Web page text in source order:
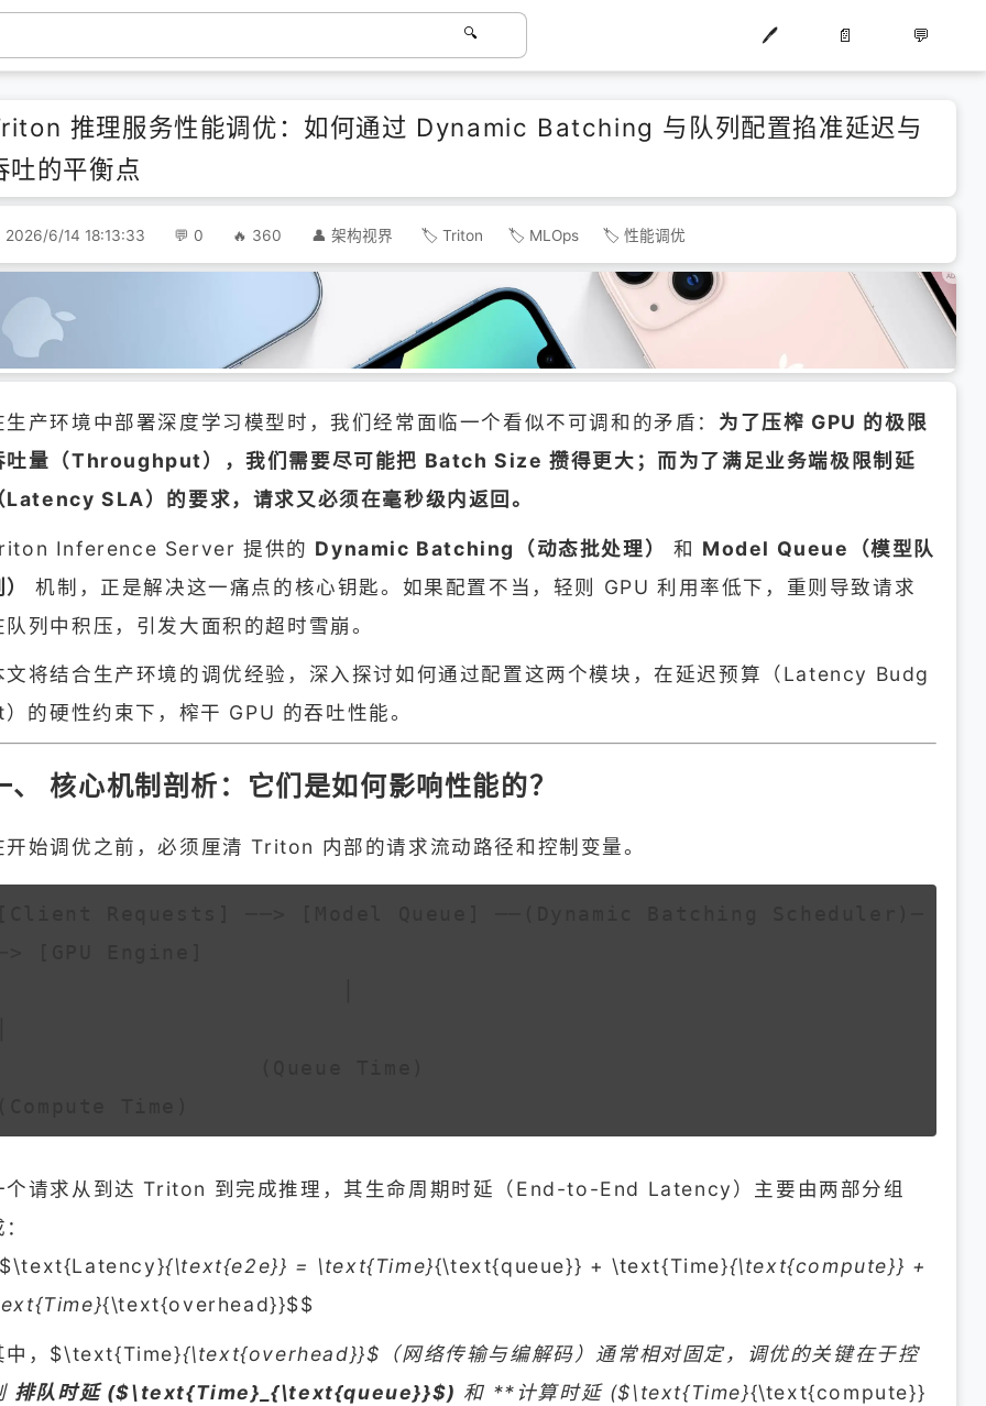
🖊️ 📄 💬
推理服务性能调优：如何通过 Dynamic Batching 与队列配置掐准延迟与
吐的平衡点
2026/6/14 18:13:33 0 360 架构视界 Triton MLOps 性能调优
生产环境中部署深度学习模型时，我们经常面临一个看似不可调和的矛盾： 为了压榨 GPU 的极限
吐量（Throughput），我们需要尽可能把 Batch Size 攒得更大；而为了满足业务端极限制延
Latency SLA）的要求，请求又必须在毫秒级内返回。
Inference Server 提供的 Dynamic Batching（动态批处理） 和 Model Queue（模型队
机制，正是解决这一痛点的核心钥匙。如果配置不当，轻则 GPU 利用率低下，重则导致请求
队列中积压，引发大面积的超时雪崩。
文将结合生产环境的调优经验，深入探讨如何通过配置这两个模块，在延迟预算（Latency Budg
的硬性约束下，榨干 GPU 的吞吐性能。
、 核心机制剖析：它们是如何影响性能的？
开始调优之前，必须厘清 Triton 内部的请求流动路径和控制变量。
个请求从到达 Triton 到完成推理，其生命周期时延（End-to-End Latency）主要由两部分组
{\text{e2e}} = \text{Time}{\text{queue}} + \text{Time}{\text{compute}} +
{\text{overhead}}$$
中，$\text{Time}{\text{overhead}}$（网络传输与编解码）通常相对固定，调优的关键在于控
排队时延 ($\text{Time}_{\text{queue}}$) 和 **计算时延 ($\text{Time}{\text{compute}}